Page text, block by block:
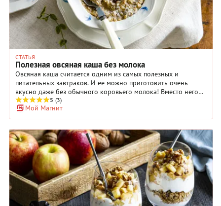
СТАТЬЯ
Полезная овсяная каша без молока
Овсяная каша считается одним из самых полезных и
питательных завтраков. И ее можно приготовить очень
вкусно даже без обычного коровьего молока! Вместо него
можно использовать альтернативное растительное молоко –
кокосовое, миндальное или соевое. Кроме того, овсяную
кашу можно сделать супер сытной, если сварить на курином
насыщенный вкус и сделать ее еще более питательной,
можно добавить в качестве топпинга фрукты или ягоды,
орехи или семена подсолнечника, мед или кленовый сироп
для сладости, корицу или ваниль для аромата. Также можно
экспериментировать с добавлением таких специй, как
имбирь или кардамон – они добавят овсянке новые
вкусовые оттенки и обогатят ее вкус.
5 (3)
Мой Магнит